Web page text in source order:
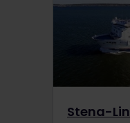
Stena-